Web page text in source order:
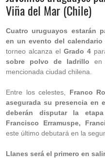
Viña del Mar (Chile)
Cuatro uruguayos estarán
en un evento del
torneo alcanza el Grado 4
sobre polvo de ladrillo en
mencionada ciudad chilena.
Entre los celestes, Franco
asegurada su presencia en
deberán disputar la
Francisco Erramuspe,
este último debutará en la
Llanes será el primero en